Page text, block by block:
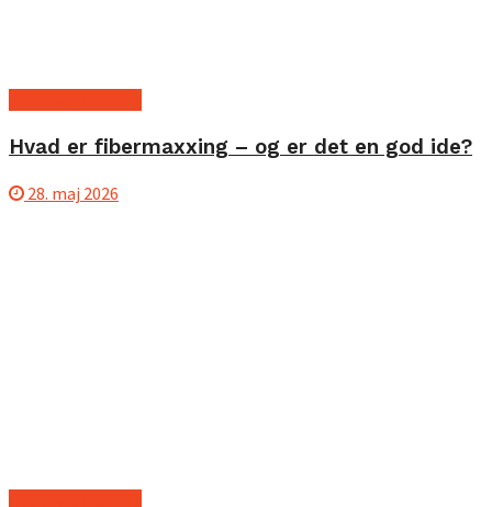
Hvad er fibermaxxing – og er det en god ide?
28. maj 2026